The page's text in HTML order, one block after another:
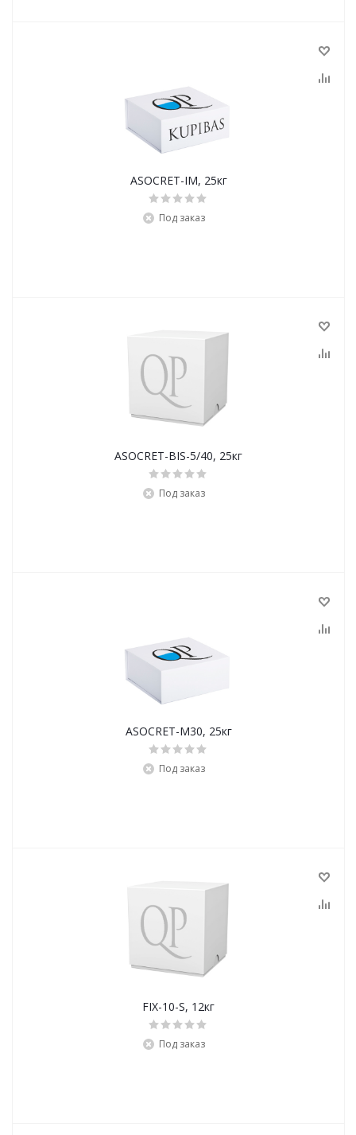
ASOCRET-IM, 25кг
Под заказ
ASOCRET-BIS-5/40, 25кг
Под заказ
ASOCRET-M30, 25кг
Под заказ
FIX-10-S, 12кг
Под заказ